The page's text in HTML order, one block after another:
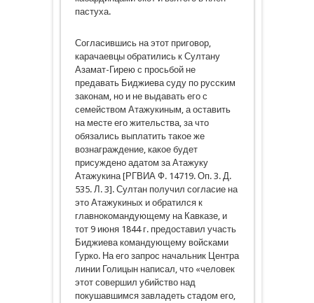
пастуха.
Согласившись на этот приговор,
карачаевцы обратились к Султану
Азамат-Гирею с просьбой не
предавать Биджиева суду по русским
законам, но и не выдавать его с
семейством Атажукиным, а оставить
на месте его жительства, за что
обязались выплатить такое же
вознаграждение, какое будет
присуждено адатом за Атажуку
Атажукина [РГВИА Ф. 14719. Оп. 3. Д.
535. Л. 3]. Султан получил согласие на
это Атажукиных и обратился к
главнокомандующему на Кавказе, и
тот 9 июня 1844 г. предоставил участь
Биджиева командующему войсками
Гурко. На его запрос начальник Центра
линии Голицын написал, что «человек
этот совершил убийство над
покушавшимся завладеть стадом его,